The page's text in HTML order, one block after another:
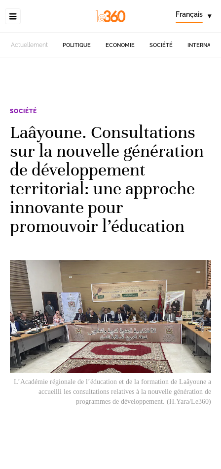
Français ▾
Actuellement POLITIQUE ECONOMIE SOCIÉTÉ
SOCIÉTÉ
Laâyoune. Consultations
sur la nouvelle génération
de développement
territorial: une approche
innovante pour
promouvoir l’éducation
L’Académie régionale de l’éducation et de la formation de Laâyoune a
accueilli les consultations relatives à la nouvelle génération de
programmes de développement. (H.Yara/Le360)